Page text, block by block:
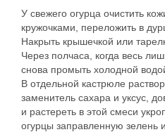
У свежего огурца очистить
кружочками, переложить в
Накрыть крышечкой или
Через полчаса, когда весь
снова промыть холодной
В отдельной кастрюле
заменитель сахара и уксус,
и растереть в этой смеси
огурцы заправленную зелень